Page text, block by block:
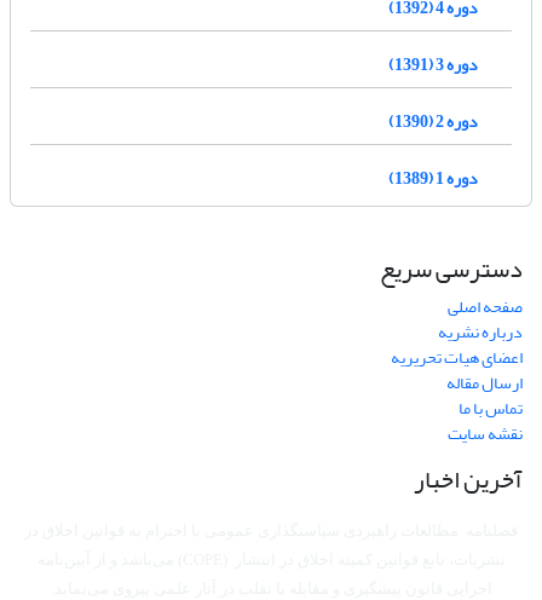
دوره 4 (1392)
دوره 3 (1391)
دوره 2 (1390)
دوره 1 (1389)
دسترسی سریع
صفحه اصلی
درباره نشریه
اعضای هیات تحریریه
ارسال مقاله
تماس با ما
نقشه سایت
آخرین اخبار